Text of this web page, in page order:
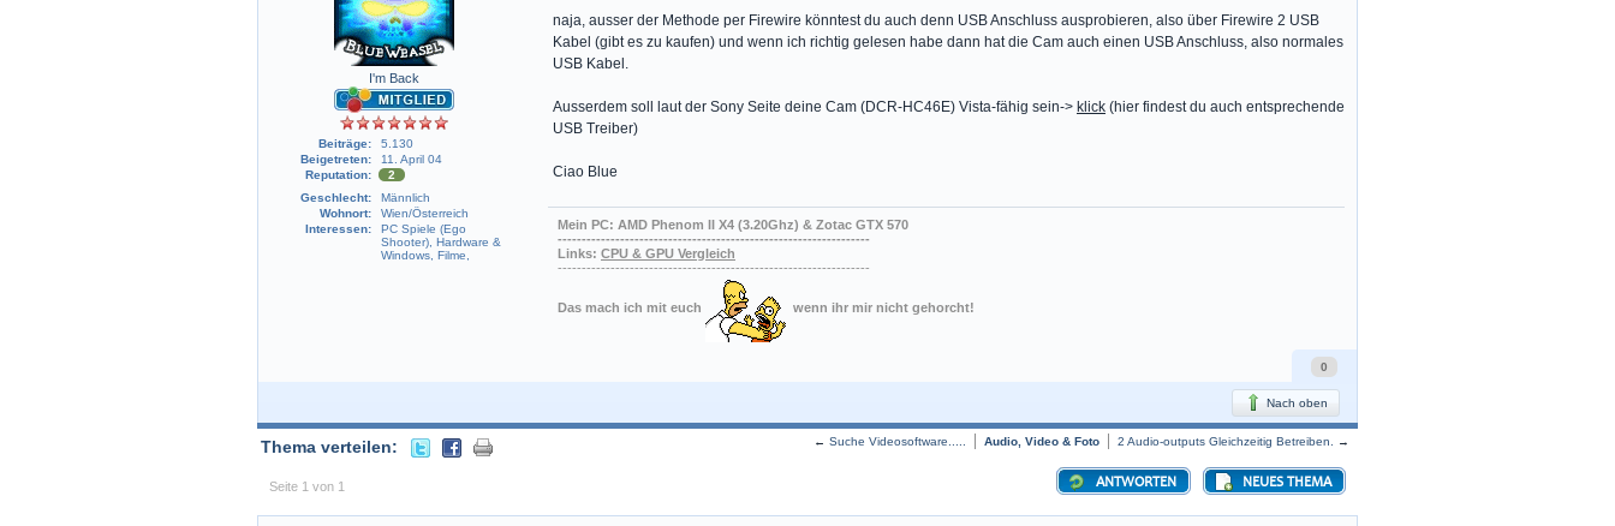
I'm Back
Beiträge:
5.130
Beigetreten:
11. April 04
Reputation:
2
Geschlecht:
Männlich
Wohnort:
Wien/Österreich
Interessen:
PC Spiele (Ego
Shooter), Hardware &
Windows, Filme,
naja, ausser der Methode per Firewire könntest du auch denn USB Anschluss ausprobieren, also über Firewire 2 USB
Kabel (gibt es zu kaufen) und wenn ich richtig gelesen habe dann hat die Cam auch einen USB Anschluss, also normales
USB Kabel.
Ausserdem soll laut der Sony Seite deine Cam (DCR-HC46E) Vista-fähig sein-> klick (hier findest du auch entsprechende
USB Treiber)
Ciao Blue
Mein PC: AMD Phenom II X4 (3.20Ghz) & Zotac GTX 570
-----------------------------------------------------------------
Links: CPU & GPU Vergleich
-----------------------------------------------------------------
Das mach ich mit euch wenn ihr mir nicht gehorcht!
0
Nach oben
← Suche Videosoftware..... Audio, Video & Foto 2 Audio-outputs Gleichzeitig Betreiben. →
Thema verteilen:
Seite 1 von 1 NEUES THEMA
ANTWORTEN